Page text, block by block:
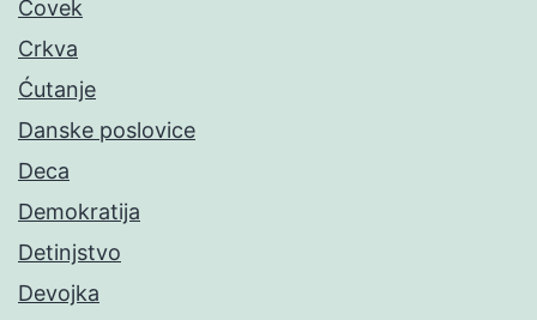
Čovek
Crkva
Ćutanje
Danske poslovice
Deca
Demokratija
Detinjstvo
Devojka